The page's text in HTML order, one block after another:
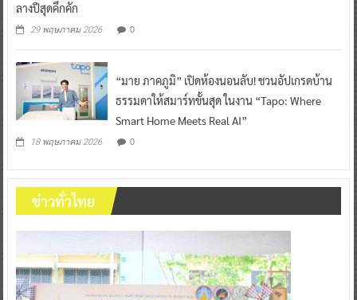
ลางปีสุดคึกคัก
29 พฤษภาคม 2026 0
“มาย ภาคภูมิ” เปิดห้องนอนลับ! ชวนอัปเกรดบ้าน
ธรรมดาให้สมาร์ทขั้นสุด ในงาน “Tapo: Where
Smart Home Meets Real AI”
18 พฤษภาคม 2026 0
ข่าวทั่วไทย